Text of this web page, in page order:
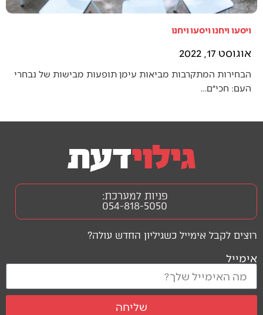
ויסעו ויחנו ויסעו ויחנו
אוגוסט 17, 2022
הבחירות המתקרבות מביאות עימן תופעות מבישות של נבחרי
העם: חכי״ם…
רוצים לקבל אימייל כשגיליון החדש עולה?
אימייל
שליחה
פניות למערכת:
054-818-5050